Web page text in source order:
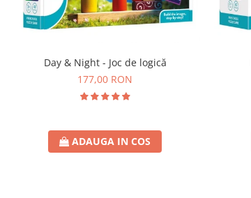
Day & Night - Joc de logică
177,00 RON
ADAUGA IN COS